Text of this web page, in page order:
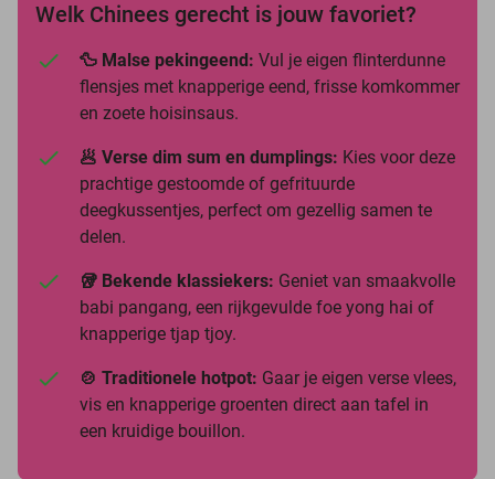
Welk Chinees gerecht is jouw favoriet?
🦆 Malse pekingeend: Vul je eigen flinterdunne
flensjes met knapperige eend, frisse komkommer
en zoete hoisinsaus.
🥟 Verse dim sum en dumplings: Kies voor deze
prachtige gestoomde of gefrituurde
deegkussentjes, perfect om gezellig samen te
delen.
🥡 Bekende klassiekers: Geniet van smaakvolle
babi pangang, een rijkgevulde foe yong hai of
knapperige tjap tjoy.
🍲 Traditionele hotpot: Gaar je eigen verse vlees,
vis en knapperige groenten direct aan tafel in
een kruidige bouillon.